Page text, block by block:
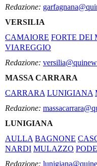
Redazione:
VERSILIA
CAMAIORE FORTE DEI
VIAREGGIO
Redazione:
MASSA CARRARA
CARRARA LUNIGIANA
Redazione:
LUNIGIANA
AULLA BAGNONE
NARDI MULAZZO
Redazione: